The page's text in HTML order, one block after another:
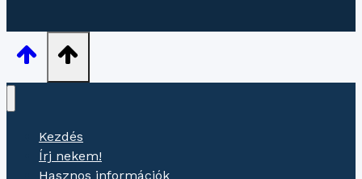
Kezdés
Írj nekem!
Hasznos információk